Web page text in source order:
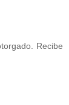
Recibe